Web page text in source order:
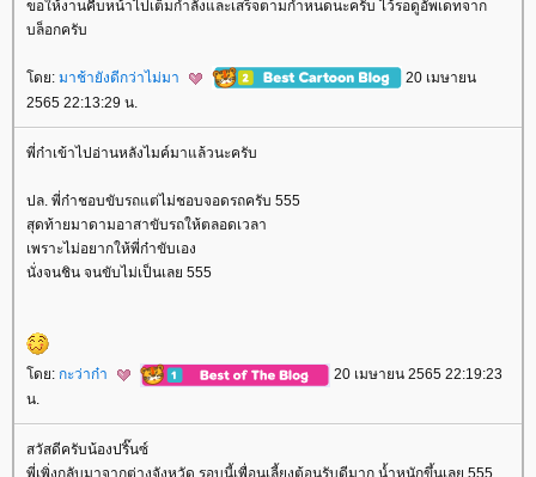
ขอให้งานคืบหน้าไปเต็มกำลังและเสร็จตามกำหนดนะครับ ไว้รอดูอัพเดทจาก
บล็อกครับ
ดย: มาช้ายังดีกว่าไม่มา
20 เมษายน
2565 22:13:29 น.
พี่ก๋าเข้าไปอ่านหลังไมค์มาแล้วนะครับ
ปล. พี่ก๋าชอบขับรถแต่ไม่ชอบจอดรถครับ 555
สุดท้ายมาดามอาสาขับรถให้ตลอดเวลา
เพราะไม่อยากให้พี่ก๋าขับเอง
นั่งจนชิน จนขับไม่เป็นเลย 555
ดย: กะว่าก๋า
20 เมษายน 2565 22:19:23
น.
สวัสดีครับน้องปริ๊นซ์